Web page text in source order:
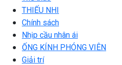
THIẾU NHI
Chính sách
Nhịp cầu nhân ái
ỐNG KÍNH PHÓNG VIÊN
Giải trí